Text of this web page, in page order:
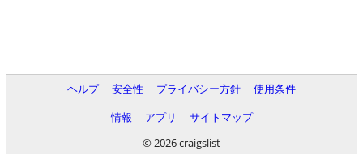
ヘルプ 安全性 プライバシー方針
使用条件
情報
アプリ
サイトマップ
© 2026 craigslist